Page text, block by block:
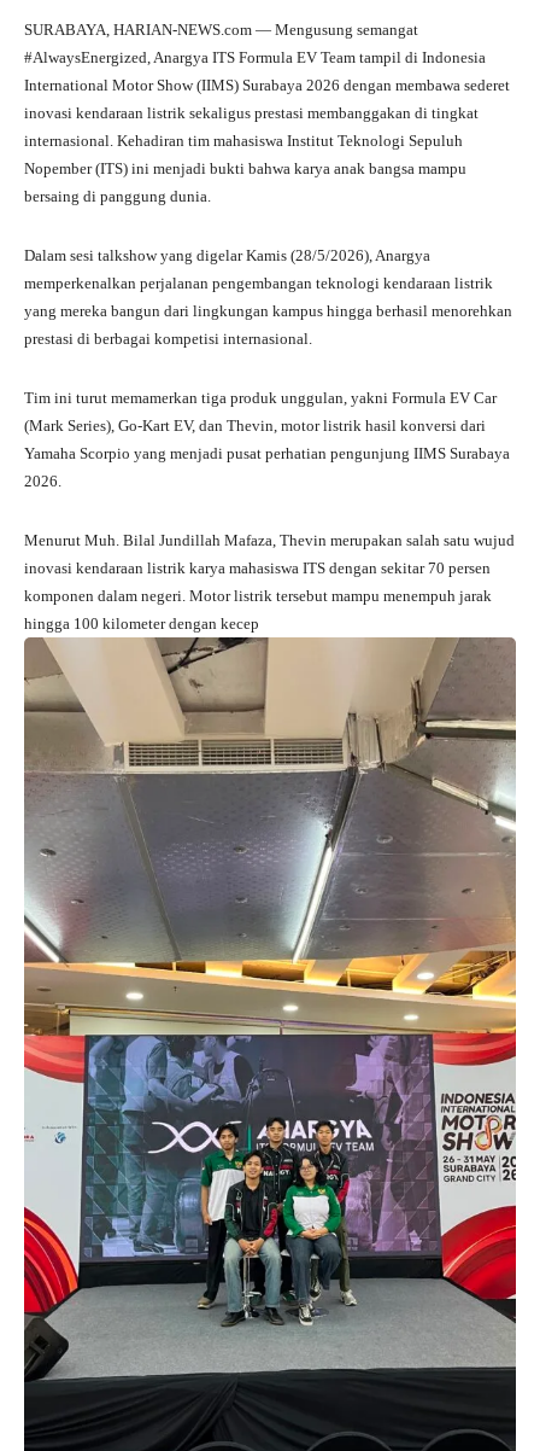
SURABAYA, HARIAN-NEWS.com — Mengusung semangat
#AlwaysEnergized, Anargya ITS Formula EV Team tampil di Indonesia
International Motor Show (IIMS) Surabaya 2026 dengan membawa sederet
inovasi kendaraan listrik sekaligus prestasi membanggakan di tingkat
internasional. Kehadiran tim mahasiswa Institut Teknologi Sepuluh
Nopember (ITS) ini menjadi bukti bahwa karya anak bangsa mampu
bersaing di panggung dunia.
Dalam sesi talkshow yang digelar Kamis (28/5/2026), Anargya
memperkenalkan perjalanan pengembangan teknologi kendaraan listrik
yang mereka bangun dari lingkungan kampus hingga berhasil menorehkan
prestasi di berbagai kompetisi internasional.
Tim ini turut memamerkan tiga produk unggulan, yakni Formula EV Car
(Mark Series), Go-Kart EV, dan Thevin, motor listrik hasil konversi dari
Yamaha Scorpio yang menjadi pusat perhatian pengunjung IIMS Surabaya
2026.
Menurut Muh. Bilal Jundillah Mafaza, Thevin merupakan salah satu wujud
inovasi kendaraan listrik karya mahasiswa ITS dengan sekitar 70 persen
komponen dalam negeri. Motor listrik tersebut mampu menempuh jarak
hingga 100 kilometer dengan kecep